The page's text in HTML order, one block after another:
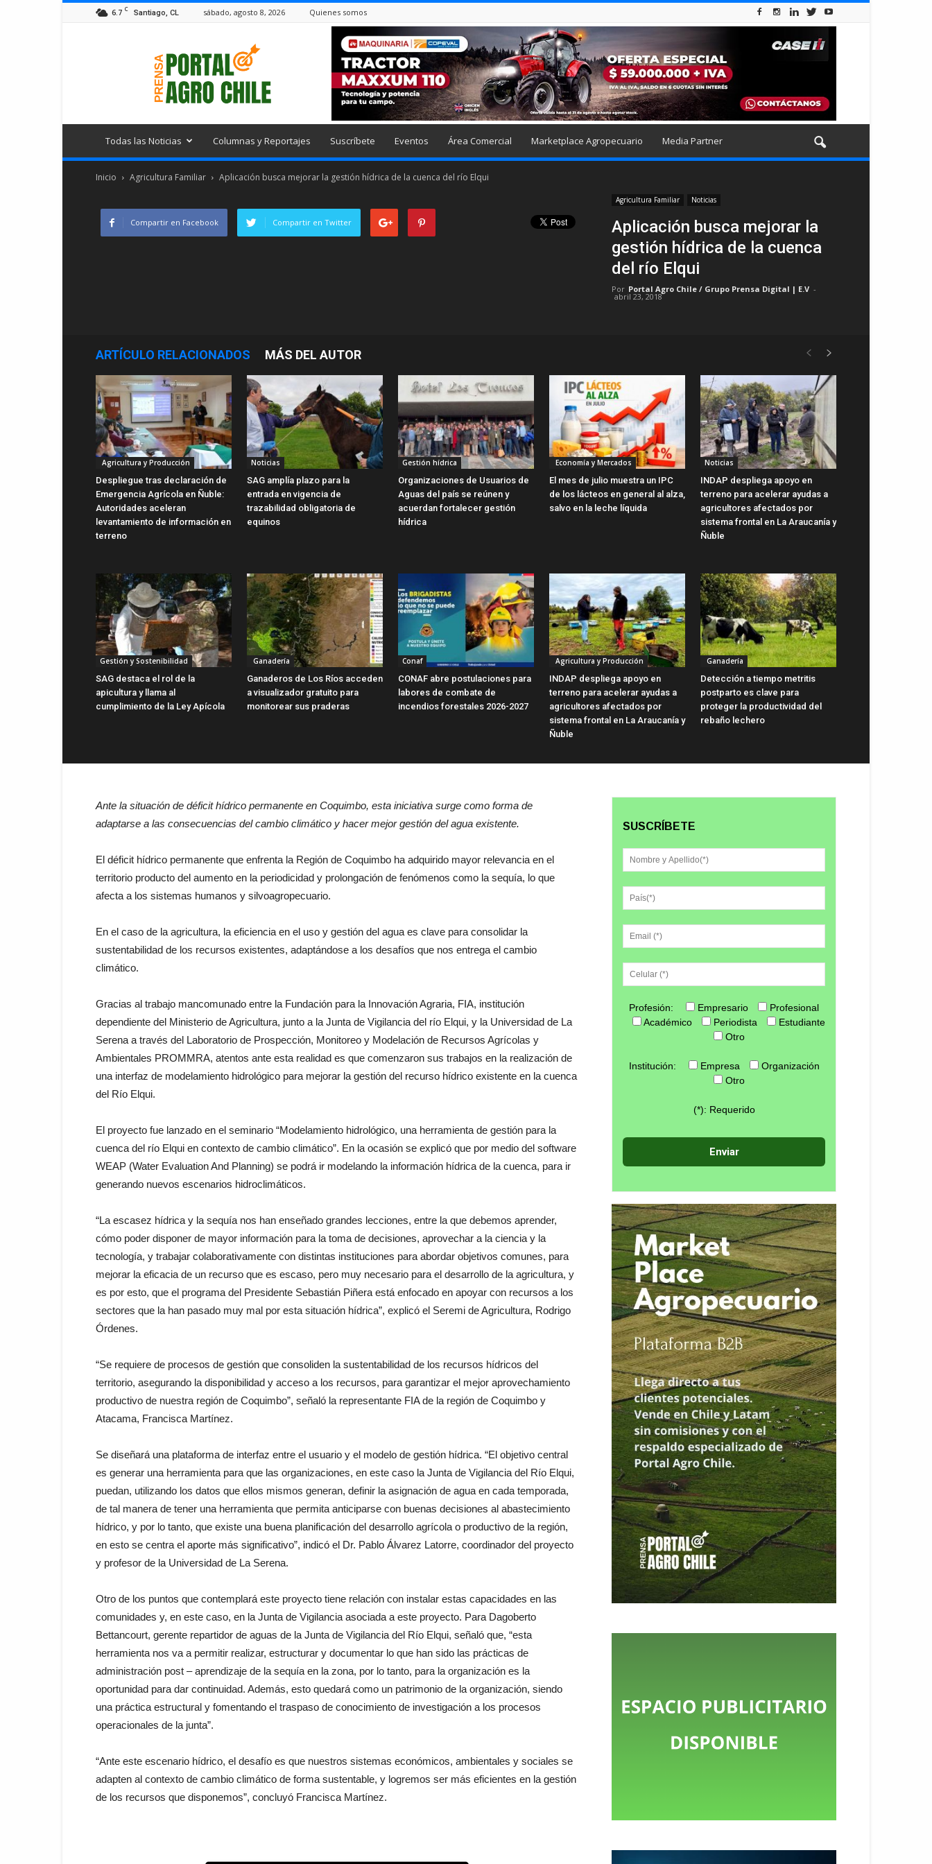
6.7 C Santiago, CL sábado, agosto 8, 2026 Quienes somos
Todas las Noticias Columnas y Reportajes Suscríbete Eventos Área Comercial Marketplace Agropecuario Media Partner
Inicio Agricultura Familiar Aplicación busca mejorar la gestión hídrica de la cuenca del río Elqui
Agricultura Familiar Noticias
Aplicación busca mejorar la
gestión hídrica de la cuenca
del río Elqui
Por Portal Agro Chile / Grupo Prensa Digital | E.V -
abril 23, 2018
Compartir en Facebook Compartir en Twitter
ARTÍCULO RELACIONADOS MÁS DEL AUTOR
Agricultura y Producción
Despliegue tras declaración de
Emergencia Agrícola en Ñuble:
Autoridades aceleran
levantamiento de información en
terreno
Noticias
SAG amplía plazo para la
entrada en vigencia de
trazabilidad obligatoria de
equinos
Gestión hídrica
Organizaciones de Usuarios de
Aguas del país se reúnen y
acuerdan fortalecer gestión
hídrica
Economía y Mercados
El mes de julio muestra un IPC
de los lácteos en general al alza,
salvo en la leche líquida
Noticias
INDAP despliega apoyo en
terreno para acelerar ayudas a
agricultores afectados por
sistema frontal en La Araucanía y
Ñuble
Gestión y Sostenibilidad
SAG destaca el rol de la
apicultura y llama al
cumplimiento de la Ley Apícola
Ganadería
Ganaderos de Los Ríos acceden
a visualizador gratuito para
monitorear sus praderas
Conaf
CONAF abre postulaciones para
labores de combate de
incendios forestales 2026-2027
Agricultura y Producción
INDAP despliega apoyo en
terreno para acelerar ayudas a
agricultores afectados por
sistema frontal en La Araucanía y
Ñuble
Ganadería
Detección a tiempo metritis
postparto es clave para
proteger la productividad del
rebaño lechero
Ante la situación de déficit hídrico permanente en Coquimbo, esta iniciativa surge como forma de
adaptarse a las consecuencias del cambio climático y hacer mejor gestión del agua existente.
El déficit hídrico permanente que enfrenta la Región de Coquimbo ha adquirido mayor relevancia en el
territorio producto del aumento en la periodicidad y prolongación de fenómenos como la sequía, lo que
afecta a los sistemas humanos y silvoagropecuario.
En el caso de la agricultura, la eficiencia en el uso y gestión del agua es clave para consolidar la
sustentabilidad de los recursos existentes, adaptándose a los desafíos que nos entrega el cambio
climático.
Gracias al trabajo mancomunado entre la Fundación para la Innovación Agraria, FIA, institución
dependiente del Ministerio de Agricultura, junto a la Junta de Vigilancia del río Elqui, y la Universidad de La
Serena a través del Laboratorio de Prospección, Monitoreo y Modelación de Recursos Agrícolas y
Ambientales PROMMRA, atentos ante esta realidad es que comenzaron sus trabajos en la realización de
una interfaz de modelamiento hidrológico para mejorar la gestión del recurso hídrico existente en la cuenca
del Río Elqui.
El proyecto fue lanzado en el seminario “Modelamiento hidrológico, una herramienta de gestión para la
cuenca del río Elqui en contexto de cambio climático”. En la ocasión se explicó que por medio del software
WEAP (Water Evaluation And Planning) se podrá ir modelando la información hídrica de la cuenca, para ir
generando nuevos escenarios hidroclimáticos.
“La escasez hídrica y la sequía nos han enseñado grandes lecciones, entre la que debemos aprender,
cómo poder disponer de mayor información para la toma de decisiones, aprovechar a la ciencia y la
tecnología, y trabajar colaborativamente con distintas instituciones para abordar objetivos comunes, para
mejorar la eficacia de un recurso que es escaso, pero muy necesario para el desarrollo de la agricultura, y
es por esto, que el programa del Presidente Sebastián Piñera está enfocado en apoyar con recursos a los
sectores que la han pasado muy mal por esta situación hídrica”, explicó el Seremi de Agricultura, Rodrigo
Órdenes.
“Se requiere de procesos de gestión que consoliden la sustentabilidad de los recursos hídricos del
territorio, asegurando la disponibilidad y acceso a los recursos, para garantizar el mejor aprovechamiento
productivo de nuestra región de Coquimbo”, señaló la representante FIA de la región de Coquimbo y
Atacama, Francisca Martínez.
Se diseñará una plataforma de interfaz entre el usuario y el modelo de gestión hídrica. “El objetivo central
es generar una herramienta para que las organizaciones, en este caso la Junta de Vigilancia del Río Elqui,
puedan, utilizando los datos que ellos mismos generan, definir la asignación de agua en cada temporada,
de tal manera de tener una herramienta que permita anticiparse con buenas decisiones al abastecimiento
hídrico, y por lo tanto, que existe una buena planificación del desarrollo agrícola o productivo de la región,
en esto se centra el aporte más significativo”, indicó el Dr. Pablo Álvarez Latorre, coordinador del proyecto
y profesor de la Universidad de La Serena.
Otro de los puntos que contemplará este proyecto tiene relación con instalar estas capacidades en las
comunidades y, en este caso, en la Junta de Vigilancia asociada a este proyecto. Para Dagoberto
Bettancourt, gerente repartidor de aguas de la Junta de Vigilancia del Río Elqui, señaló que, “esta
herramienta nos va a permitir realizar, estructurar y documentar lo que han sido las prácticas de
administración post – aprendizaje de la sequía en la zona, por lo tanto, para la organización es la
oportunidad para dar continuidad. Además, esto quedará como un patrimonio de la organización, siendo
una práctica estructural y fomentando el traspaso de conocimiento de investigación a los procesos
operacionales de la junta”.
“Ante este escenario hídrico, el desafío es que nuestros sistemas económicos, ambientales y sociales se
adapten al contexto de cambio climático de forma sustentable, y logremos ser más eficientes en la gestión
de los recursos que disponemos”, concluyó Francisca Martínez.
SUSCRÍBETE
Profesión: Empresario
Profesional
Académico
Periodista
Estudiante
Otro
Institución: Empresa
Organización
Otro
(*): Requerido